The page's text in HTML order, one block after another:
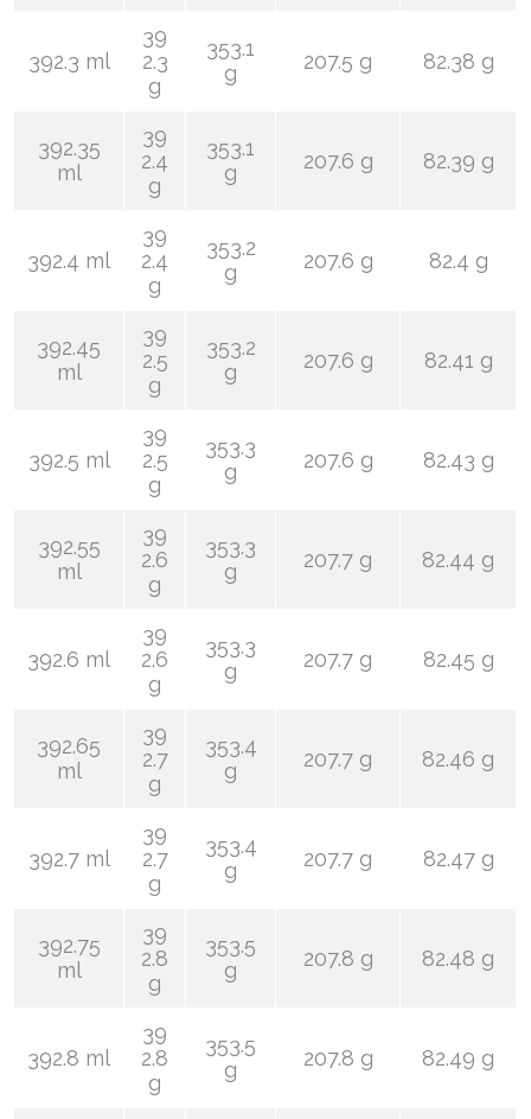
392.3 ml
39
2.3
g
353.1
g
207.5 g 82.38 g
392.35
ml
39
2.4
g
353.1
g
207.6 g 82.39 g
392.4 ml
39
2.4
g
353.2
g
207.6 g 82.4 g
392.45
ml
39
2.5
g
353.2
g
207.6 g 82.41 g
392.5 ml
39
2.5
g
353.3
g
207.6 g 82.43 g
392.55
ml
39
2.6
g
353.3
g
207.7 g 82.44 g
392.6 ml
39
2.6
g
353.3
g
207.7 g 82.45 g
392.65
ml
39
2.7
g
353.4
g
207.7 g 82.46 g
392.7 ml
39
2.7
g
353.4
g
207.7 g 82.47 g
392.75
ml
39
2.8
g
353.5
g
207.8 g 82.48 g
392.8 ml
39
2.8
g
353.5
g
207.8 g 82.49 g